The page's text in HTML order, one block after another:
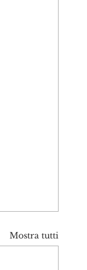
Mostra tutti